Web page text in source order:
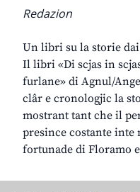
Redazion
Un libri su la storie
Il libri «Di scjas in
furlane» di Agnul/
clâr e cronologjic la
mostrant tant che il
presince costante inte
fortunade di Floramo